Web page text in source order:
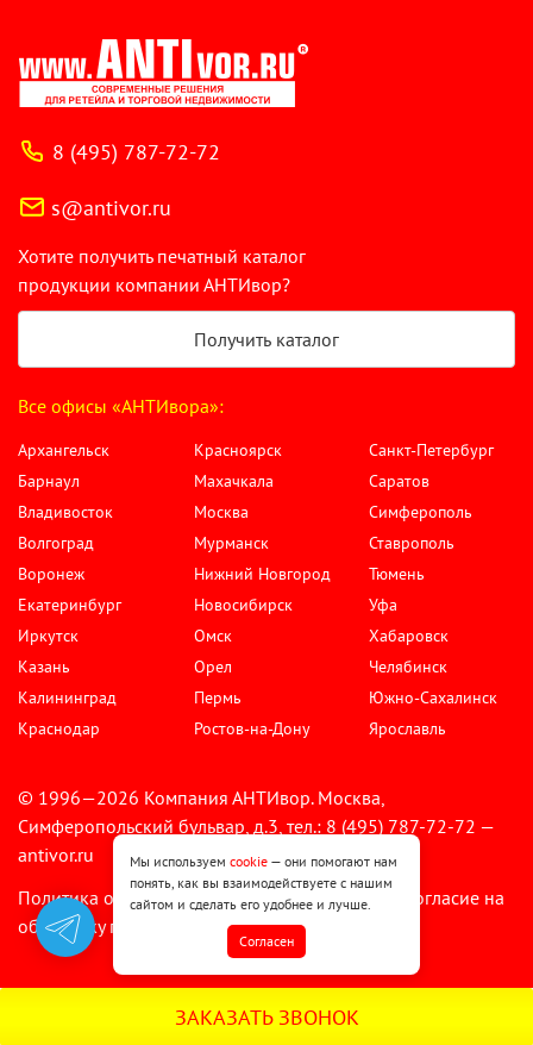
ЗАКАЗАТЬ ЗВОНОК
8 (495) 787-72-72
s@antivor.ru
Хотите получить печатный каталог
продукции компании АНТИвор?
Получить каталог
Все офисы «АНТИвора»:
Архангельск
Барнаул
Владивосток
Волгоград
Воронеж
Екатеринбург
Иркутск
Казань
Калининград
Краснодар
Красноярск
Махачкала
Москва
Мурманск
Нижний Новгород
Новосибирск
Омск
Орел
Пермь
Ростов-на-Дону
Санкт-Петербург
Саратов
Симферополь
Ставрополь
Тюмень
Уфа
Хабаровск
Челябинск
Южно-Сахалинск
Ярославль
© 1996—2026 Компания АНТИвор. Москва,
Симферопольский бульвар, д.3, тел.: 8 (495) 787-72-72 —
antivor.ru
Политика обработки персональных данных
Согласие на
обработку персональных данных
Мы используем cookie — они помогают нам
понять, как вы взаимодействуете с нашим
сайтом и сделать его удобнее и лучше.
Cогласен